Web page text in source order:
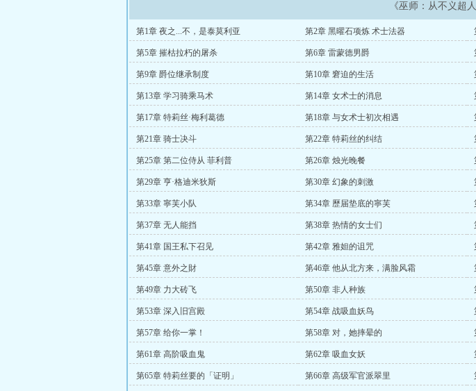
《巫师：从不义超
第1章 夜之...不，是泰莫利亚 第2章 黑曜石项炼 术士法器
第5章 摧枯拉朽的屠杀 第6章 雷蒙德男爵
第9章 爵位继承制度 第10章 窘迫的生活
第13章 学习骑乘马术 第14章 女术士的消息
第17章 特莉丝·梅利葛德 第18章 与女术士初次相遇
第21章 骑士决斗 第22章 特莉丝的纠结
第25章 第二位侍从 菲利普 第26章 烛光晚餐
第29章 亨·格迪米狄斯 第30章 幻象的刺激
第33章 寧芙小队 第34章 歷届垫底的寧芙
第37章 无人能挡 第38章 热情的女士们
第41章 国王私下召见 第42章 雅妲的诅咒
第45章 意外之財 第46章 他从北方来，满脸风霜
第49章 力大砖飞 第50章 非人种族
第53章 深入旧宫殿 第54章 战吸血妖鸟
第57章 给你一掌！ 第58章 对，她摔晕的
第61章 高阶吸血鬼 第62章 吸血女妖
第65章 特莉丝要的「证明」 第66章 高级军官派翠里